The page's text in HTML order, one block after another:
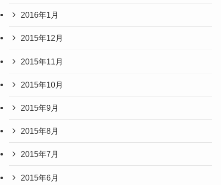
2016年1月
2015年12月
2015年11月
2015年10月
2015年9月
2015年8月
2015年7月
2015年6月